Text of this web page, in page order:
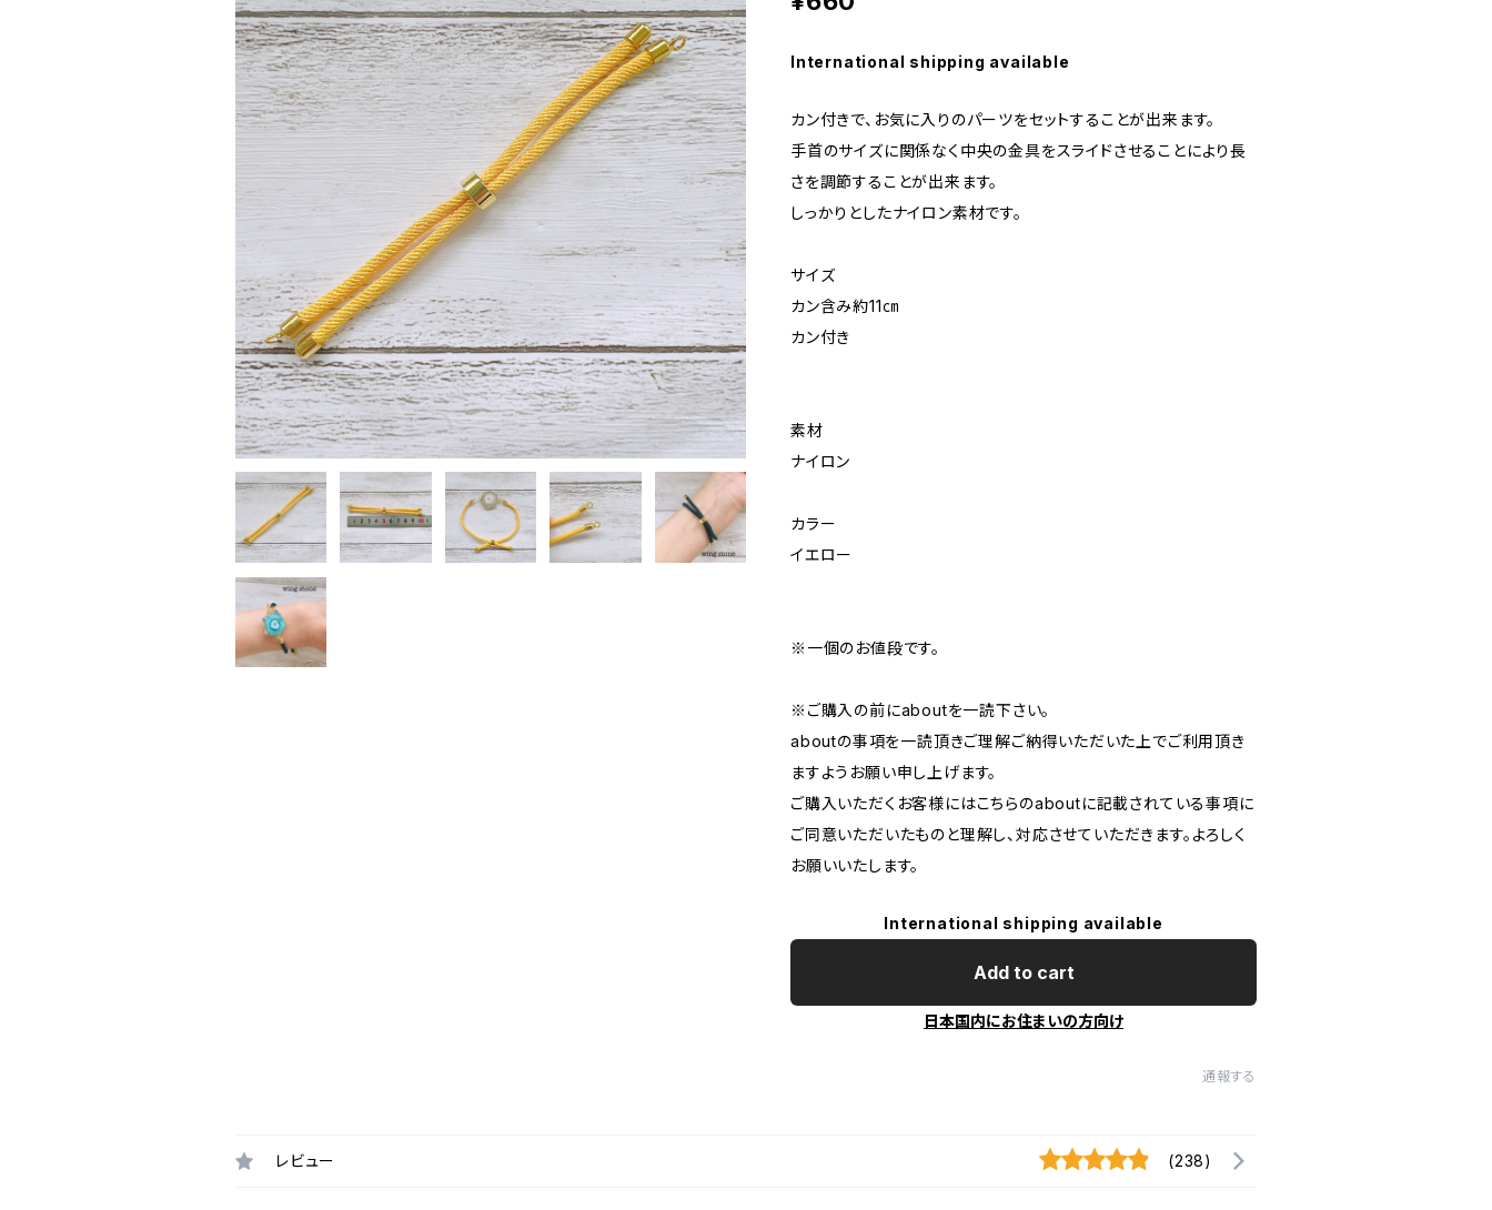
International shipping available
カン付きで、お気に入りのパーツをセットすることが出来ます。
手首のサイズに関係なく中央の金具をスライドさせることにより長
さを調節することが出来ます。
しっかりとしたナイロン素材です。
サイズ
カン含み約11㎝
カン付き
素材
ナイロン
カラー
イエロー
※一個のお値段です。
※ご購入の前にaboutを一読下さい。
aboutの事項を一読頂きご理解ご納得いただいた上でご利用頂き
ますようお願い申し上げます。
ご購入いただくお客様にはこちらのaboutに記載されている事項に
ご同意いただいたものと理解し、対応させていただきます。よろしく
お願いいたします。
International shipping available
Add to cart
日本国内にお住まいの方向け
通報する
レビュー (238)